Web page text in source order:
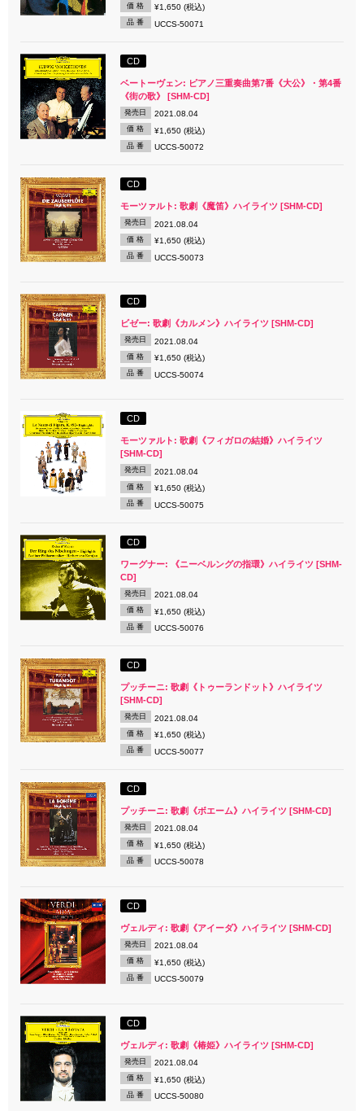
価 格 ¥1,650 (税込)
品 番 UCCS-50071
CD
ベートーヴェン: ピアノ三重奏曲第7番《大公》・第4番
《街の歌》 [SHM-CD]
発売日 2021.08.04
価 格 ¥1,650 (税込)
品 番 UCCS-50072
CD
モーツァルト: 歌劇《魔笛》ハイライツ [SHM-CD]
発売日 2021.08.04
価 格 ¥1,650 (税込)
品 番 UCCS-50073
CD
ビゼー: 歌劇《カルメン》ハイライツ [SHM-CD]
発売日 2021.08.04
価 格 ¥1,650 (税込)
品 番 UCCS-50074
CD
モーツァルト: 歌劇《フィガロの結婚》ハイライツ
[SHM-CD]
発売日 2021.08.04
価 格 ¥1,650 (税込)
品 番 UCCS-50075
CD
ワーグナー: 《ニーベルングの指環》ハイライツ [SHM-
CD]
発売日 2021.08.04
価 格 ¥1,650 (税込)
品 番 UCCS-50076
CD
プッチーニ: 歌劇《トゥーランドット》ハイライツ
[SHM-CD]
発売日 2021.08.04
価 格 ¥1,650 (税込)
品 番 UCCS-50077
CD
プッチーニ: 歌劇《ボエーム》ハイライツ [SHM-CD]
発売日 2021.08.04
価 格 ¥1,650 (税込)
品 番 UCCS-50078
CD
ヴェルディ: 歌劇《アイーダ》ハイライツ [SHM-CD]
発売日 2021.08.04
価 格 ¥1,650 (税込)
品 番 UCCS-50079
CD
ヴェルディ: 歌劇《椿姫》ハイライツ [SHM-CD]
発売日 2021.08.04
価 格 ¥1,650 (税込)
品 番 UCCS-50080